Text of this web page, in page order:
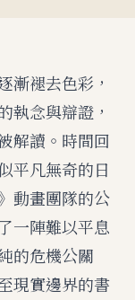
漸褪去色彩，
執念與辯證，
解讀。時間回
平凡無奇的日
動畫團隊的公
一陣難以平息
的危機公關
現實邊界的書